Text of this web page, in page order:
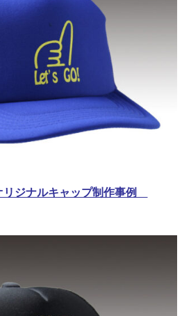
リジナルキャップ制作事例